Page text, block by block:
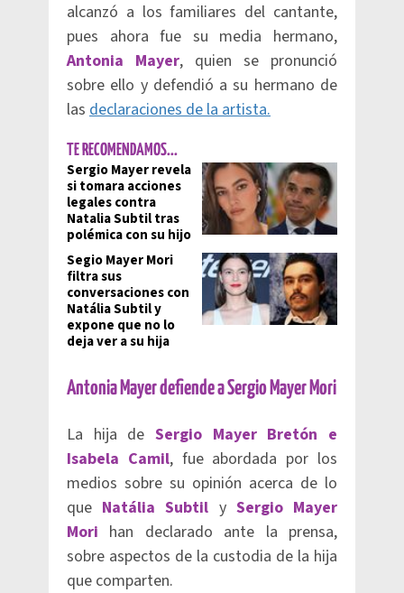
alcanzó a los familiares del cantante,
pues ahora fue su media hermano,
Antonia Mayer, quien se pronunció
sobre ello y defendió a su hermano de
las declaraciones de la artista.
TE RECOMENDAMOS...
Sergio Mayer revela
si tomara acciones
legales contra
Natalia Subtil tras
polémica con su hijo
Segio Mayer Mori
filtra sus
conversaciones con
Natália Subtil y
expone que no lo
deja ver a su hija
Antonia Mayer defiende a Sergio Mayer Mori
La hija de Sergio Mayer Bretón e
Isabela Camil, fue abordada por los
medios sobre su opinión acerca de lo
que Natália Subtil y Sergio Mayer
Mori han declarado ante la prensa,
sobre aspectos de la custodia de la hija
que comparten.